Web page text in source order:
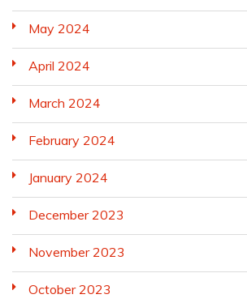
May 2024
April 2024
March 2024
February 2024
January 2024
December 2023
November 2023
October 2023